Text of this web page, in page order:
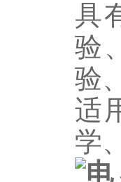
具
验
验
适
学